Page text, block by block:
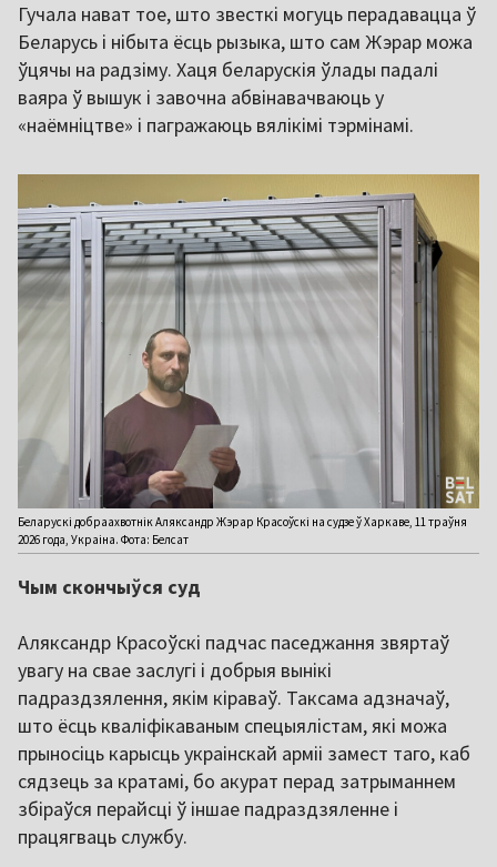
Гучала нават тое, што звесткі могуць перадавацца ў
Беларусь і нібыта ёсць рызыка, што сам Жэрар можа
ўцячы на радзіму. Хаця беларускія ўлады падалі
ваяра ў вышук і завочна абвінавачваюць у
«наёмніцтве» і пагражаюць вялікімі тэрмінамі.
Беларускі добраахвотнік Аляксандр Жэрар Красоўскі на судзе ў Харкаве, 11 траўня
2026 года, Украіна. Фота: Белсат
Чым скончыўся суд
Аляксандр Красоўскі падчас паседжання звяртаў
увагу на свае заслугі і добрыя вынікі
падраздзялення, якім кіраваў. Таксама адзначаў,
што ёсць кваліфікаваным спецыялістам, які можа
прыносіць карысць украінскай арміі замест таго, каб
сядзець за кратамі, бо акурат перад затрыманнем
збіраўся перайсці ў іншае падраздзяленне і
працягваць службу.